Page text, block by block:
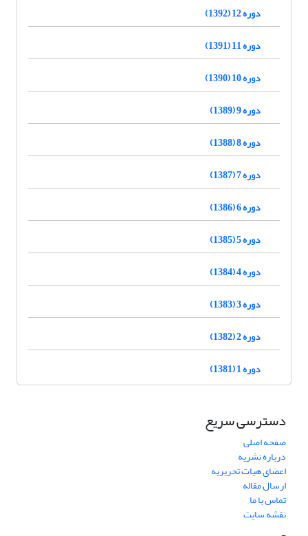
دوره 12 (1392)
دوره 11 (1391)
دوره 10 (1390)
دوره 9 (1389)
دوره 8 (1388)
دوره 7 (1387)
دوره 6 (1386)
دوره 5 (1385)
دوره 4 (1384)
دوره 3 (1383)
دوره 2 (1382)
دوره 1 (1381)
دسترسی سریع
صفحه اصلی
درباره نشریه
اعضای هیات تحریریه
ارسال مقاله
تماس با ما
نقشه سایت